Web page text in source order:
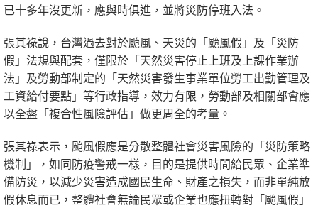
已十多年沒更新，應與時俱進，並將災防停班入法。
張其祿說，台灣過去對於颱風、天災的「颱風假」及「災防
假」法規與配套，僅限於「天然災害停止上班及上課作業辦
法」及勞動部制定的「天然災害發生事業單位勞工出勤管理及
工資給付要點」等行政指導，效力有限，勞動部及相關部會應
以全盤「複合性風險評估」做更周全的考量。
張其祿表示，颱風假應是分散整體社會災害風險的「災防策略
機制」，如同防疫警戒一樣，目的是提供時間給民眾、企業準
備防災，以減少災害造成國民生命、財產之損失，而非單純放
假休息而已，整體社會無論民眾或企業也應扭轉對「颱風假」